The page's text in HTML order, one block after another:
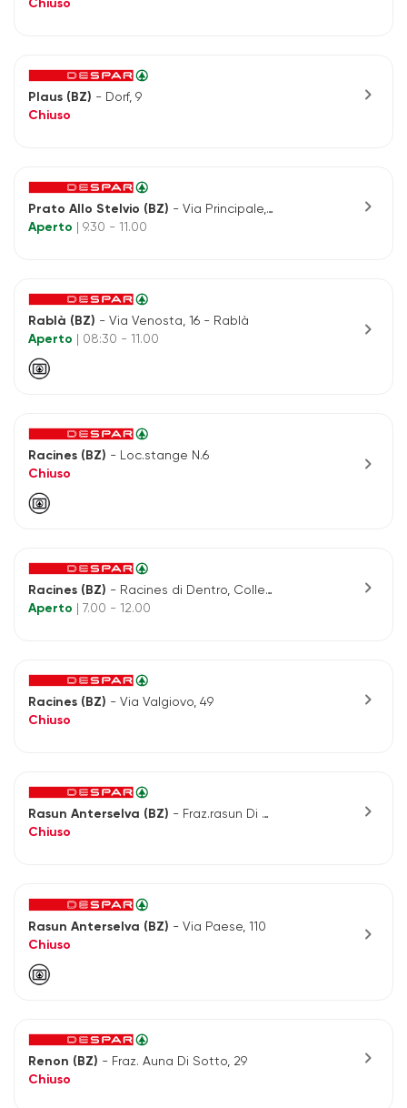
Chiuso
Plaus (BZ) - Dorf, 9
Chiuso
chevron_right
Prato Allo Stelvio (BZ) - Via Principale, N.101
Aperto
| 9.30 - 11.00
chevron_right
Rablà (BZ) - Via Venosta, 16 - Rablà
Aperto
| 08:30 - 11.00 chevron_right
Racines (BZ) - Loc.stange N.6
Chiuso
chevron_right
Racines (BZ) - Racines di Dentro, Colle n.8
Aperto
| 7.00 - 12.00
chevron_right
Racines (BZ) - Via Valgiovo, 49
Chiuso
chevron_right
Rasun Anterselva (BZ) - Fraz.rasun Di Sopra, N.18
Chiuso
chevron_right
Rasun Anterselva (BZ) - Via Paese, 110
Chiuso
chevron_right
Renon (BZ) - Fraz. Auna Di Sotto, 29
Chiuso
chevron_right